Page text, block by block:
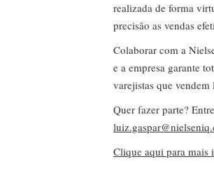
realizada de forma
precisão as vendas
Colaborar com a
e a empresa garante
varejistas que
Quer fazer parte?
Clique aqui para mais